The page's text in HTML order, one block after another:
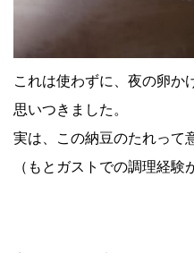
これは使わずに、夜の卵か
思いつきました。
実は、この納豆のたれって
（もとガストでの調理経験